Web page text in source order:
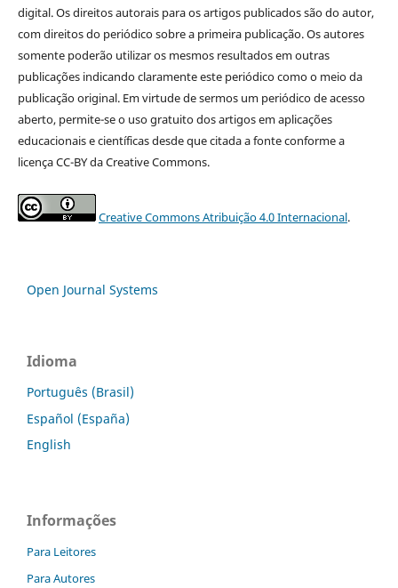
digital. Os direitos autorais para os artigos publicados são do autor,
com direitos do periódico sobre a primeira publicação. Os autores
somente poderão utilizar os mesmos resultados em outras
publicações indicando claramente este periódico como o meio da
publicação original. Em virtude de sermos um periódico de acesso
aberto, permite-se o uso gratuito dos artigos em aplicações
educacionais e científicas desde que citada a fonte conforme a
licença CC-BY da Creative Commons.
Creative Commons Atribuição 4.0 Internacional.
Open Journal Systems
Idioma
Português (Brasil)
Español (España)
English
Informações
Para Leitores
Para Autores